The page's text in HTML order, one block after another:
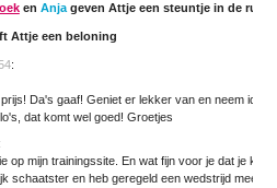
en Anjageven Attje een steuntje in de rug
Attje een beloning
:
Da's gaaf! Geniet er lekker van en neem idd
dat komt wel goed! Groetjes
op mijn trainingssite. En wat fijn voor je dat je
schaatster en heb geregeld een wedstrijd mee